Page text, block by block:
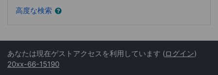
高度な検索
あなたは現在ゲストアクセスを利用しています (ログイン)
20xx-66-15190